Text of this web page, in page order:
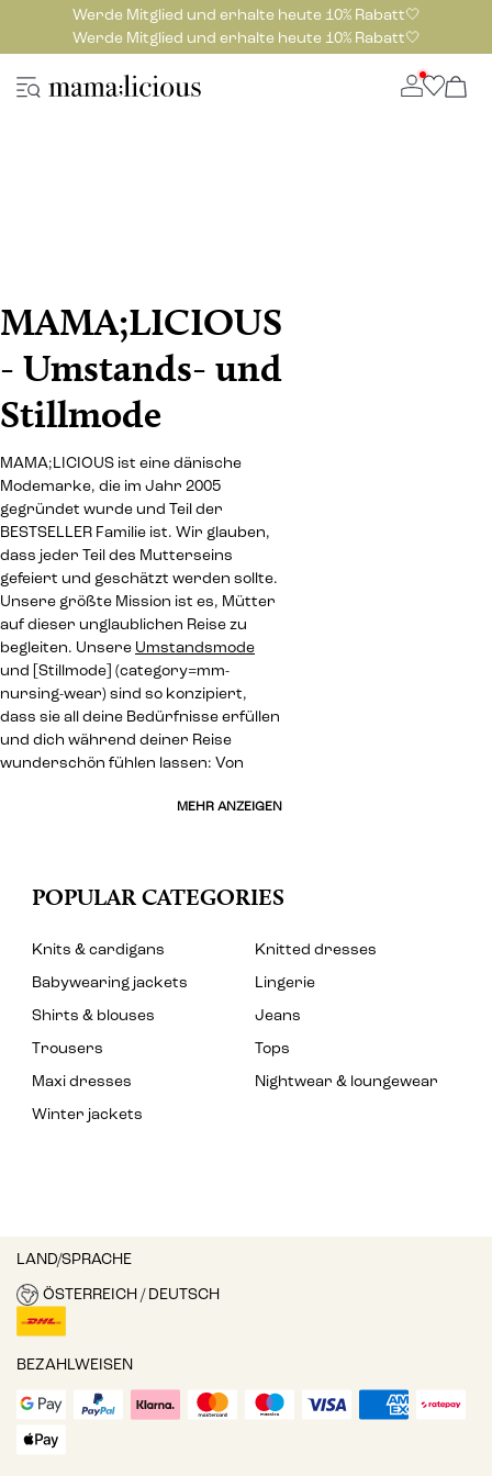
Werde Mitglied und erhalte heute 10% Rabatt🤍
Werde Mitglied und erhalte heute 10% Rabatt🤍
MAMA;LICIOUS
- Umstands- und
Stillmode
MAMA;LICIOUS ist eine dänische
Modemarke, die im Jahr 2005
gegründet wurde und Teil der
BESTSELLER Familie ist. Wir glauben,
dass jeder Teil des Mutterseins
gefeiert und geschätzt werden sollte.
Unsere größte Mission ist es, Mütter
auf dieser unglaublichen Reise zu
begleiten. Unsere Umstandsmode
und [Stillmode] (category=mm-
nursing-wear) sind so konzipiert,
dass sie all deine Bedürfnisse erfüllen
und dich während deiner Reise
wunderschön fühlen lassen: Von
MEHR ANZEIGEN
POPULAR CATEGORIES
Knits & cardigans
Knitted dresses
Babywearing jackets
Lingerie
Shirts & blouses
Jeans
Trousers
Tops
Maxi dresses
Nightwear & loungewear
Winter jackets
LAND/SPRACHE
ÖSTERREICH / DEUTSCH
BEZAHLWEISEN